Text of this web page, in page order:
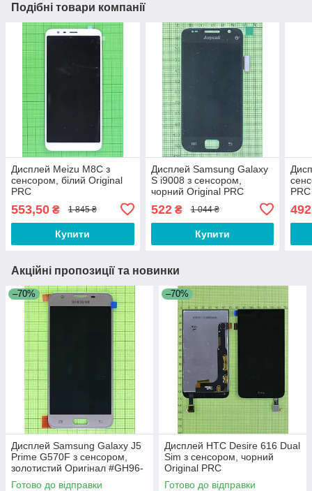
Подібні товари компанії
Дисплей Meizu M8C з
сенсором, білий Original
PRC
553,50 ₴ 1 845 ₴
Купити
Дисплей Samsung Galaxy
S i9008 з сенсором,
чорний Original PRC
522₴ 1 044 ₴
Купити
PRC
Акційні пропозиції та новинки
–70%
Дисплей Samsung Galaxy J5
Prime G570F з сенсором,
золотистий Оригінал #GH96-
10324A
Готово до відправки
–70%
Дисплей HTC Desire 616 Dual
Sim з сенсором, чорний
Original PRC
Готово до відправки